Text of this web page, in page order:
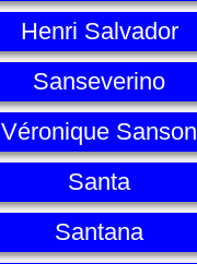
Henri Salvador
Sanseverino
Véronique Sanson
Santa
Santana